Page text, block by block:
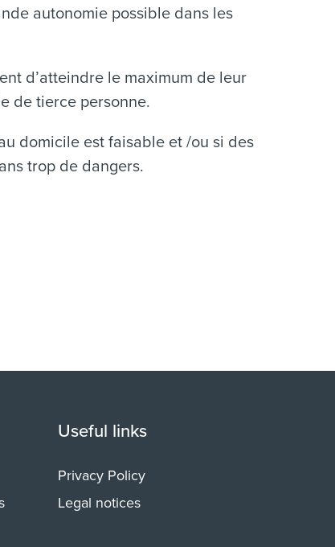
autonomie possible dans les
d’atteindre le maximum de leur
de tierce personne.
domicile est faisable et /ou si des
trop de dangers.
Useful links
Privacy Policy
Legal notices